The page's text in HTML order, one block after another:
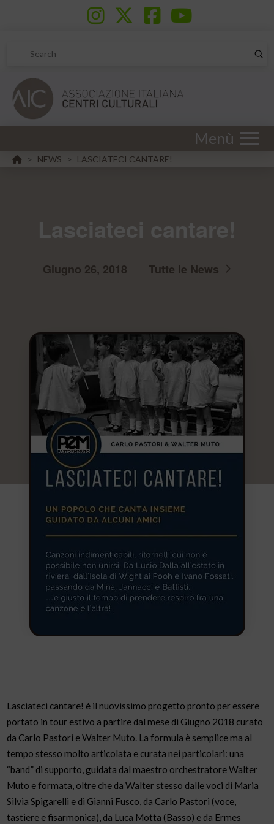
Search
Menù
HOME
> NEWS > LASCIATECI CANTARE!
Giugno 26, 2018 Tutte le News
Lasciateci cantare! è il nuovissimo progetto pronto per essere
portato in tour estivo a partire dal mese di Giugno 2018 curato
da Carlo Pastori e Walter Muto. La formula è semplice ma al
tempo stesso molto articolata e curata nei particolari: una
“band” di supporto, guidata dal maestro orchestratore Walter
Muto e formata, oltre che da Walter stesso dalle voci di Maria
Silvia Spigarelli e di Gianni Fusco, da Carlo Pastori (voce,
tastiere e fisarmonica), da Luca Motta (Basso) e da Ermes